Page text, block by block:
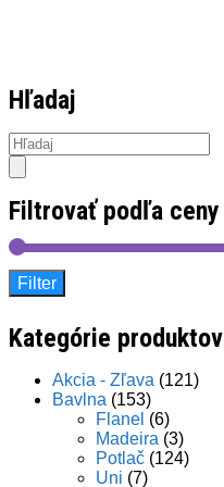
Hľadaj
Products
search
Filtrovať podľa ceny
Filter
Kategórie produktov
Akcia - Zľava (121)
Bavlna (153)
Flanel (6)
Madeira (3)
Potlač (124)
Uni (7)